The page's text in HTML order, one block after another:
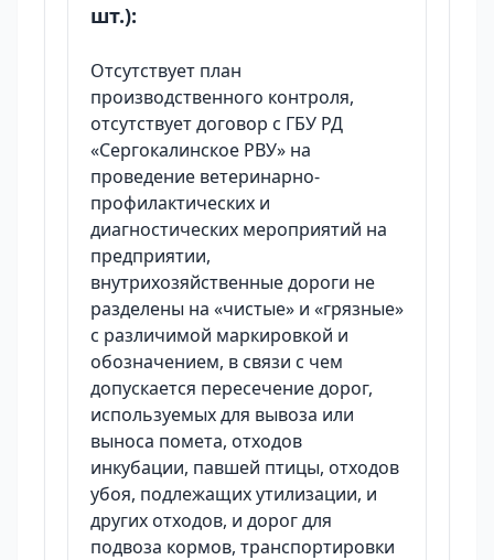
шт.):
Отсутствует план
производственного контроля,
отсутствует договор с ГБУ РД
«Сергокалинское РВУ» на
проведение ветеринарно-
профилактических и
диагностических мероприятий на
предприятии,
внутрихозяйственные дороги не
разделены на «чистые» и «грязные»
с различимой маркировкой и
обозначением, в связи с чем
допускается пересечение дорог,
используемых для вывоза или
выноса помета, отходов
инкубации, павшей птицы, отходов
убоя, подлежащих утилизации, и
других отходов, и дорог для
подвоза кормов, транспортировки